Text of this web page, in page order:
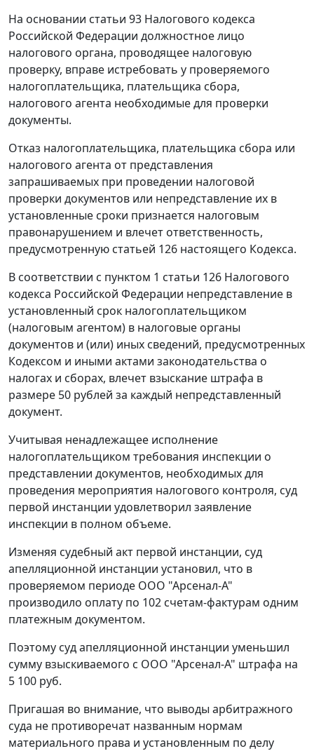
На основании статьи 93 Налогового кодекса
Российской Федерации должностное лицо
налогового органа, проводящее налоговую
проверку, вправе истребовать у проверяемого
налогоплательщика, плательщика сбора,
налогового агента необходимые для проверки
документы.
Отказ налогоплательщика, плательщика сбора или
налогового агента от представления
запрашиваемых при проведении налоговой
проверки документов или непредставление их в
установленные сроки признается налоговым
правонарушением и влечет ответственность,
предусмотренную статьей 126 настоящего Кодекса.
В соответствии с пунктом 1 статьи 126 Налогового
кодекса Российской Федерации непредставление в
установленный срок налогоплательщиком
(налоговым агентом) в налоговые органы
документов и (или) иных сведений, предусмотренных
Кодексом и иными актами законодательства о
налогах и сборах, влечет взыскание штрафа в
размере 50 рублей за каждый непредставленный
документ.
Учитывая ненадлежащее исполнение
налогоплательщиком требования инспекции о
представлении документов, необходимых для
проведения мероприятия налогового контроля, суд
первой инстанции удовлетворил заявление
инспекции в полном объеме.
Изменяя судебный акт первой инстанции, суд
апелляционной инстанции установил, что в
проверяемом периоде ООО "Арсенал-А"
производило оплату по 102 счетам-фактурам одним
платежным документом.
Поэтому суд апелляционной инстанции уменьшил
сумму взыскиваемого с ООО "Арсенал-А" штрафа на
5 100 руб.
Пригашая во внимание, что выводы арбитражного
суда не противоречат названным нормам
материального права и установленным по делу